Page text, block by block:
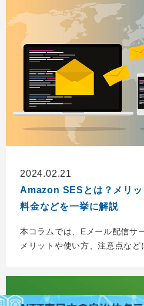
2024.02.21
Amazon SESとは？メリッ
料金などを一挙に解説
本コラムでは、Eメール配信サ
メリットや使い方、注意点など